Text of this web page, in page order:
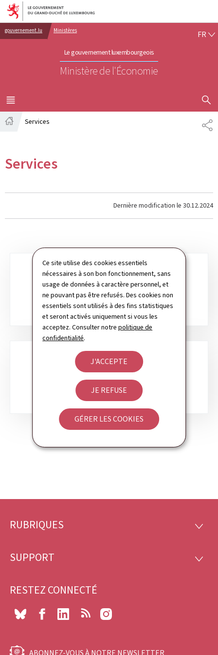
Ce site utilise des cookies essentiels
nécessaires à son bon fonctionnement, sans
usage de données à caractère personnel, et
ne pouvant pas être refusés. Des cookies non
essentiels sont utilisés à des fins statistiques
et seront activés uniquement si vous les
acceptez. Consulter notrepolitique de
confidentialité.
J'ACCEPTE
JE REFUSE
GÉRER LES COOKIES
Aller au menu principal
Aller au contenu
gouvernement.lu Ministères
Le gouvernement luxembourgeois
Ministère de l'Économie
FR
MENU
PRINCIPAL
Services
Services
Dernière modification le 30.12.2024
rubriquesSERVICES AUX CITOYENS
SERVICES AUX ENTREPRISES
Pied
page
RUBRIQUES
SUPPORT
RESTEZ CONNECTÉ
Bluesky FacebookLinkedIn RSS
ABONNEZ-VOUS À NOTRE NEWSLETTER